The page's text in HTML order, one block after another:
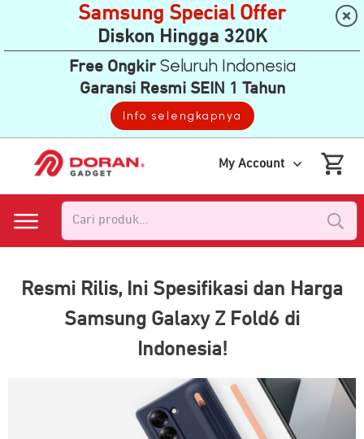
My Account
Resmi Rilis, Ini Spesifikasi dan Harga
Samsung Galaxy Z Fold6 di
Indonesia!
Samsung Special Offer
Diskon Hingga 320K
Free OngkirSeluruh Indonesia
Garansi Resmi SEIN 1 Tahun
Info selengkapnya